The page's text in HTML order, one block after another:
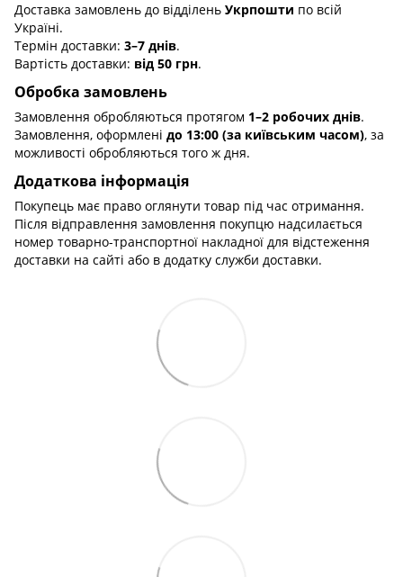
Доставка замовлень до відділень Укрпошти по всій
Україні.
Термін доставки: 3–7 днів.
Вартість доставки: від 50 грн.
Обробка замовлень
Замовлення обробляються протягом 1–2 робочих днів.
Замовлення, оформлені до 13:00 (за київським часом), за
можливості обробляються того ж дня.
Додаткова інформація
Покупець має право оглянути товар під час отримання.
Після відправлення замовлення покупцю надсилається
номер товарно-транспортної накладної для відстеження
доставки на сайті або в додатку служби доставки.